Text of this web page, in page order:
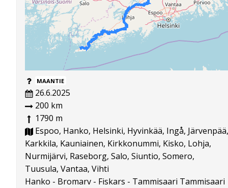
MAANTIE
26.6.2025
200 km
1790 m
Espoo, Hanko, Helsinki, Hyvinkää, Ingå, Järvenpää,
Karkkila, Kauniainen, Kirkkonummi, Kisko, Lohja,
Nurmijärvi, Raseborg, Salo, Siuntio, Somero,
Tuusula, Vantaa, Vihti
Hanko - Bromarv - Fiskars - Tammisaari Tammisaari